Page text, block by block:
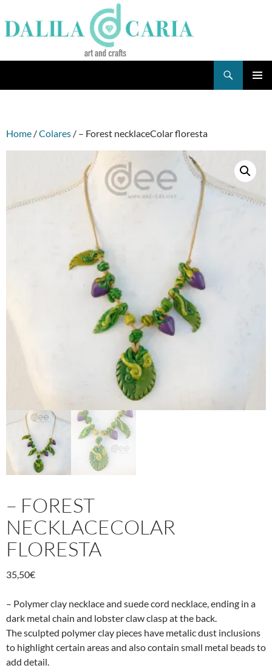
to
content
Home /Colares / – Forest necklaceColar floresta
– FOREST
NECKLACECOLAR
FLORESTA
35,50€
– Polymer clay necklace and suede cord necklace, ending in a
dark metal chain and lobster claw clasp at the back.
The sculpted polymer clay pieces have metalic dust inclusions
to highlight certain areas and also contain small metal beads to
add detail.